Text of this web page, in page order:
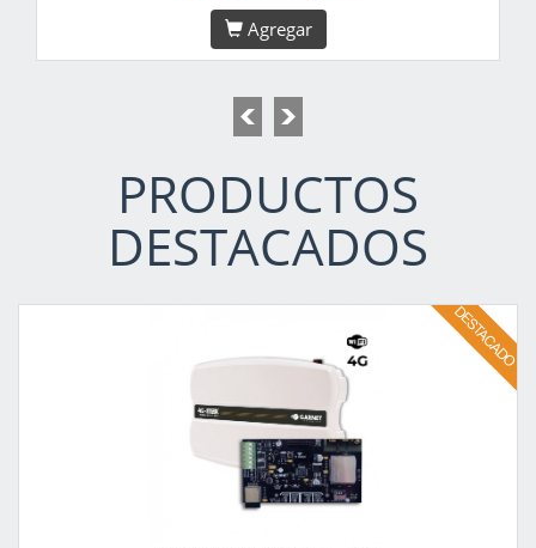
Agregar
PRODUCTOS
DESTACADOS